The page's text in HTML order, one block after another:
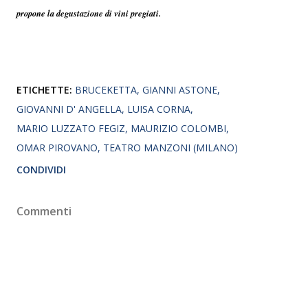
propone la degustazione di vini pregiati.
ETICHETTE: BRUCEKETTA GIANNI ASTONE
GIOVANNI D' ANGELLA LUISA CORNA
MARIO LUZZATO FEGIZ MAURIZIO COLOMBI
OMAR PIROVANO TEATRO MANZONI (MILANO)
CONDIVIDI
Commenti